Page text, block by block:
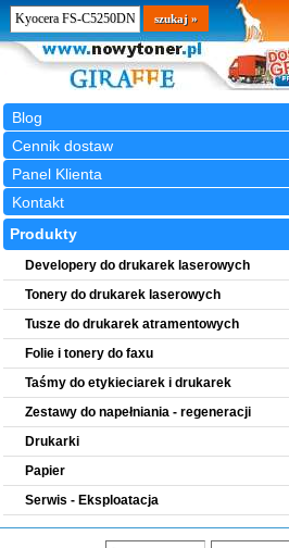
Blog
Cennik dostaw
Panel Klienta
Kontakt
Wyszukiwarka
szukaj
Produkty
Developery do drukarek laserowych
Tonery do drukarek laserowych
Tusze do drukarek atramentowych
Folie i tonery do faxu
Taśmy do etykieciarek i drukarek
Zestawy do napełniania - regeneracji
Drukarki
Papier
Serwis - Eksploatacja